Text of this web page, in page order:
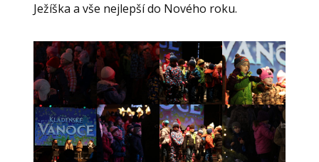
Ježíška a vše nejlepší do Nového roku.